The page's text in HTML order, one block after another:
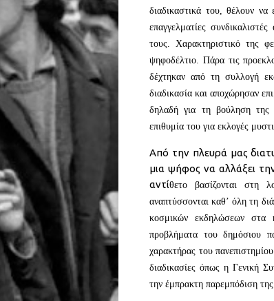
διαδικαστικά του, θέλουν
επαγγελματίες
τους. Χαρακτηριστικό της
ψηφοδέλτιο. Πάρα τις
δέχτηκαν από τη συλλογή
διαδικασία και αποχώρησαν
δηλαδή για τη βούληση της
επιθυμία του για εκλογές
Από την πλευρά μας
μια ψήφος να αλλάξει
αντίθετο βασίζονται στη
αναπτύσσονται καθ’ όλη τη
κοσμικών εκδηλώσεων στα
προβλήματα του δημόσιου
χαρακτήρας του
διαδικασίες όπως η Γενική
την έμπρακτη παρεμπόδιση